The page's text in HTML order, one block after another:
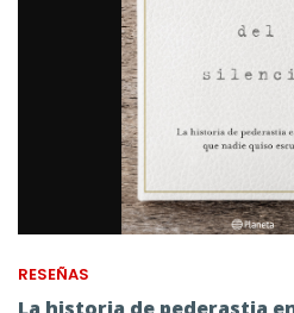
RESEÑAS